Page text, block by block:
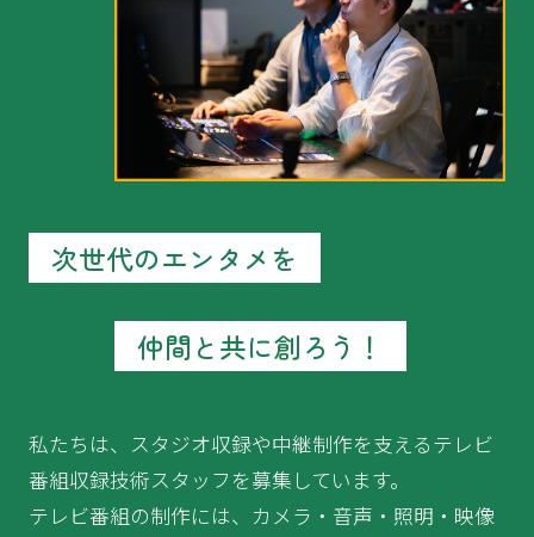
次世代のエンタメを
仲間と共に創ろう！
私たちは、スタジオ収録や中継制作を支えるテレビ
番組収録技術スタッフを募集しています。
テレビ番組の制作には、カメラ・音声・照明・映像